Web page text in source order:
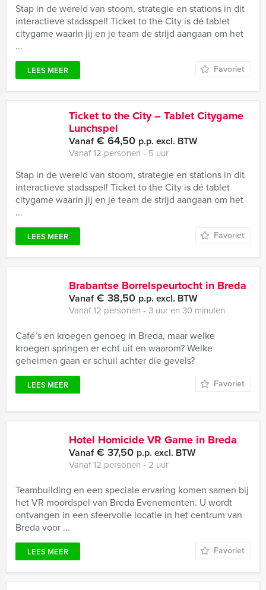
Stap in de wereld van stoom, strategie en stations in dit
interactieve stadsspel! Ticket to the City is dé tablet
citygame waarin jij en je team de strijd aangaan om het
...
LEES MEER Favoriet
Ticket to the City – Tablet Citygame
Lunchspel
Vanaf€ 64,50 p.p. excl. BTW
Vanaf 12 personen ‐ 5 uur
Stap in de wereld van stoom, strategie en stations in dit
interactieve stadsspel! Ticket to the City is dé tablet
citygame waarin jij en je team de strijd aangaan om het
...
LEES MEER Favoriet
Brabantse Borrelspeurtocht in Breda
Vanaf€ 38,50 p.p. excl. BTW
Vanaf 12 personen ‐ 3 uur en 30 minuten
Café’s en kroegen genoeg in Breda, maar welke
kroegen springen er echt uit en waarom? Welke
geheimen gaan er schuil achter die gevels?
LEES MEER Favoriet
Hotel Homicide VR Game in Breda
Vanaf€ 37,50 p.p. excl. BTW
Vanaf 12 personen ‐ 2 uur
Teambuilding en een speciale ervaring komen samen bij
het VR moordspel van Breda Evenementen. U wordt
ontvangen in een sfeervolle locatie in het centrum van
Breda voor ...
LEES MEER Favoriet